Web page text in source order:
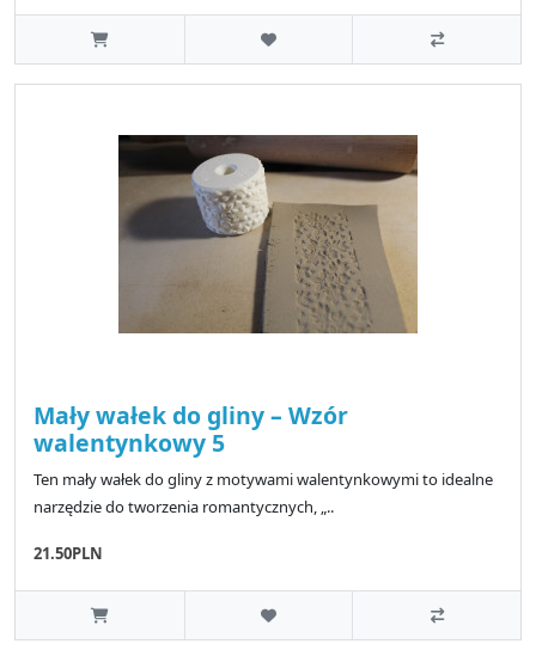
Mały wałek do gliny – Wzór
walentynkowy 5
Ten mały wałek do gliny z motywami walentynkowymi to idealne
narzędzie do tworzenia romantycznych, „..
21.50PLN